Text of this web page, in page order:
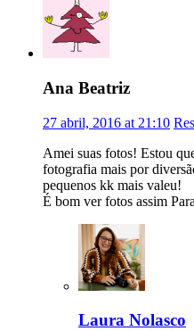
Ana Beatriz
27 abril, 2016 at 21:10
Amei suas fotos! Estou
fotografia mais por
pequenos kk mais valeu!
É bom ver fotos assim
Laura Nolasco